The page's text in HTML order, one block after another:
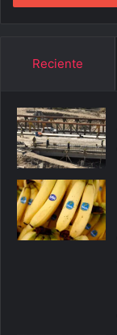
Reciente